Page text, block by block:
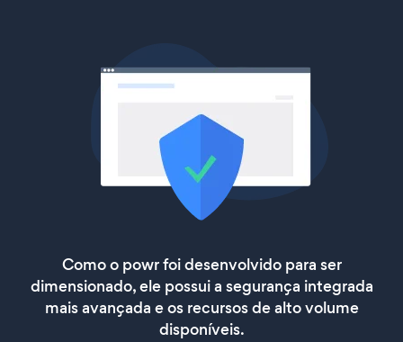
Como o powr foi desenvolvido para ser
dimensionado, ele possui a segurança integrada
mais avançada e os recursos de alto volume
disponíveis.